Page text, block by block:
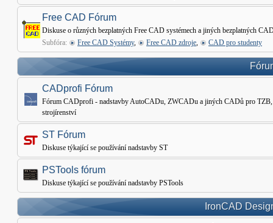
Free CAD Fórum
Diskuse o různých bezplatných Free CAD systémech a jiných bezplatných
Subfóra:
Free CAD Systémy, Free CAD zdroje, CAD pro studenty
CADprofi Fórum
Fórum CADprofi - nadstavby AutoCADu, ZWCADu a jiných CADů pro TZB,
strojírenství
ST Fórum
Diskuse týkající se používání nadstavby ST
PSTools fórum
Diskuse týkající se používání nadstavby PSTools
IronCAD